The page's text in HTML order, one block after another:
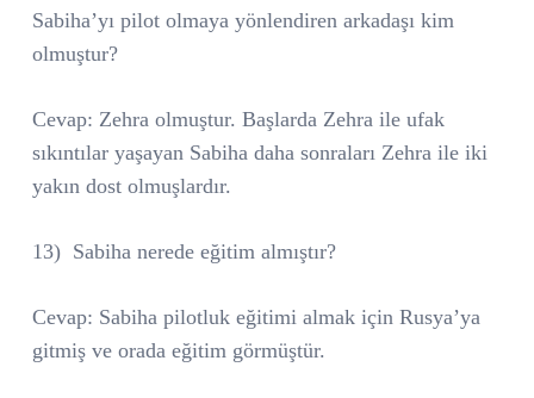
Sabiha’yı pilot olmaya yönlendiren arkadaşı kim
olmuştur?
Cevap: Zehra olmuştur. Başlarda Zehra ile ufak
sıkıntılar yaşayan Sabiha daha sonraları Zehra ile iki
yakın dost olmuşlardır.
13) Sabiha nerede eğitim almıştır?
Cevap: Sabiha pilotluk eğitimi almak için Rusya’ya
gitmiş ve orada eğitim görmüştür.